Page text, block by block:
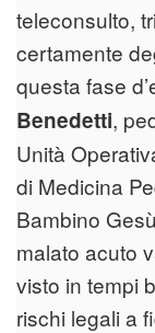
teleconsulto,
certamente
questa fase
Benedetti,
Unità
di Medicina
Bambino
malato acuto
visto in tempi
rischi legali a